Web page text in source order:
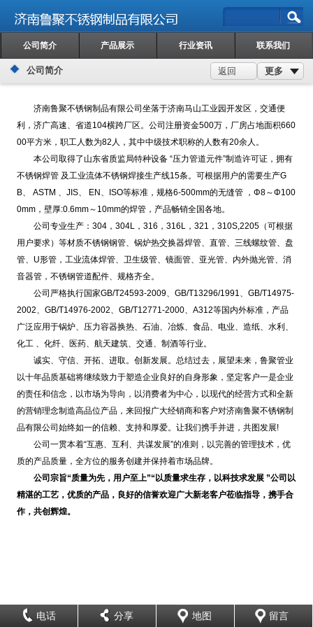
公司简介 产品展示 行业资讯 联系我们
公司简介 更多
返回
济南鲁聚不锈钢制品有限公司坐落于济南马山工业园开发区，交通便
利，济广高速、省道104横跨厂区。公司注册资金500万，厂房占地面积660
00平方米，职工人数为82人，其中中级技术职称的人数有20余人。
本公司取得了山东省质监局特种设备 “压力管道元件”制造许可证，拥有
不锈钢焊管 及工业流体不锈钢焊接生产线15条。可根据用户的需要生产G
B、 ASTM 、JIS、 EN、ISO等标准，规格6-500mm的无缝管 ，Φ8～Φ100
0mm，壁厚:0.6mm～10mm的焊管，产品畅销全国各地。
公司专业生产：304，304L，316，316L，321，310S,2205（可根据
用户要求）等材质不锈钢钢管、锅炉热交换器焊管、直管、三线螺纹管、盘
管、U形管，工业流体焊管、卫生级管、镜面管、亚光管、内外抛光管、消
音器管，不锈钢管道配件、规格齐全。
公司严格执行国家GB/T24593-2009、GB/T13296/1991、GB/T14975-
2002、GB/T14976-2002、GB/T12771-2000、A312等国内外标准，产品
广泛应用于锅炉、压力容器换热、石油、冶炼、食品、电业、造纸、水利、
化工 、化纤、医药、航天建筑、交通、制酒等行业。
诚实、守信、开拓、进取。创新发展。总结过去，展望未来，鲁聚管业
以十年品质基础将继续致力于塑造企业良好的自身形象，坚定客户一是企业
的责任和信念，以市场为导向，以消费者为中心，以现代的经营方式和全新
的营销理念制造高品位产品，来回报广大经销商和客户对济南鲁聚不锈钢制
品有限公司始终如一的信赖、支持和厚爱。让我们携手并进，共图发展!
公司一贯本着“互惠、互利、共谋发展”的准则，以完善的管理技术，优
质的产品质量，全方位的服务创建并保持着市场品牌。
公司宗旨“质量为先，用户至上”“以质量求生存，以科技求发展 ”公司以
精湛的工艺，优质的产品，良好的信誉欢迎广大新老客户莅临指导，携手合
作，共创辉煌。
电话 分享 地图 留言